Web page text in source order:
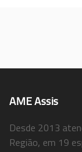
AME Assis
Desde 2013
Região, em 19